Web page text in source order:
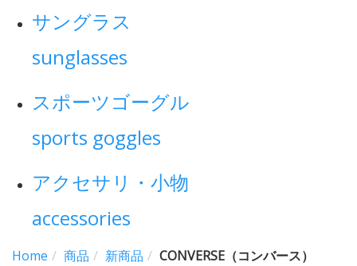
サングラス
sunglasses
スポーツゴーグル
sports goggles
アクセサリ・小物
accessories
Home 商品 新商品 CONVERSE（コンバース）